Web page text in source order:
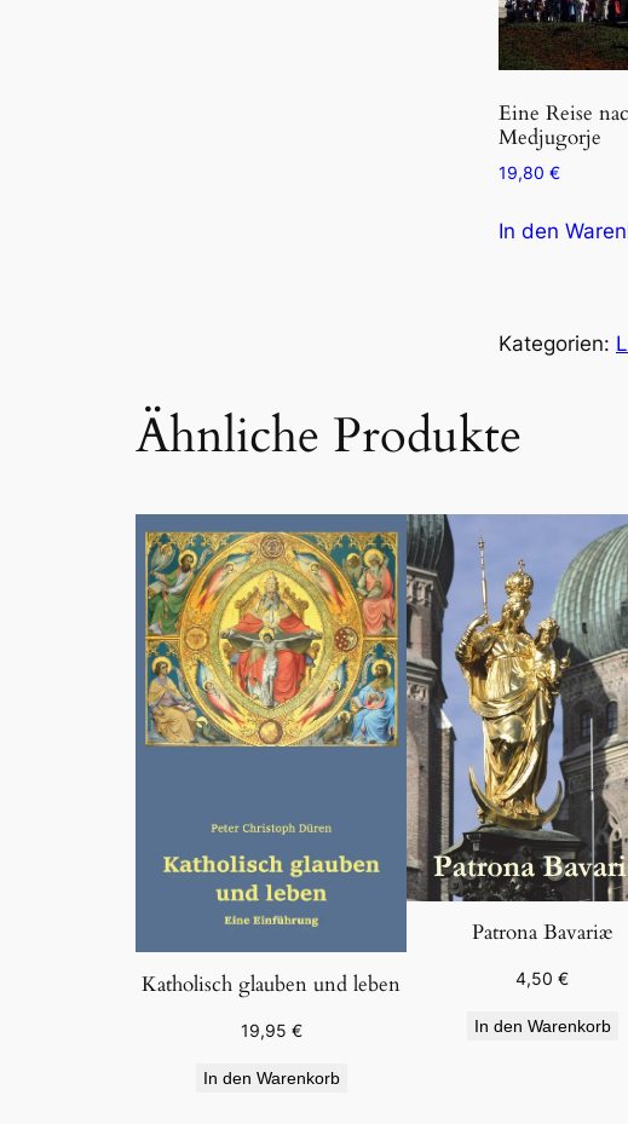
Eine Reise
Medjugorje
19,80 €
In den
Kategorien:
Ähnliche Produkte
Katholisch glauben und leben
19,95 €
In den Warenkorb
Patrona Bavariæ
4,50 €
In den Warenkorb